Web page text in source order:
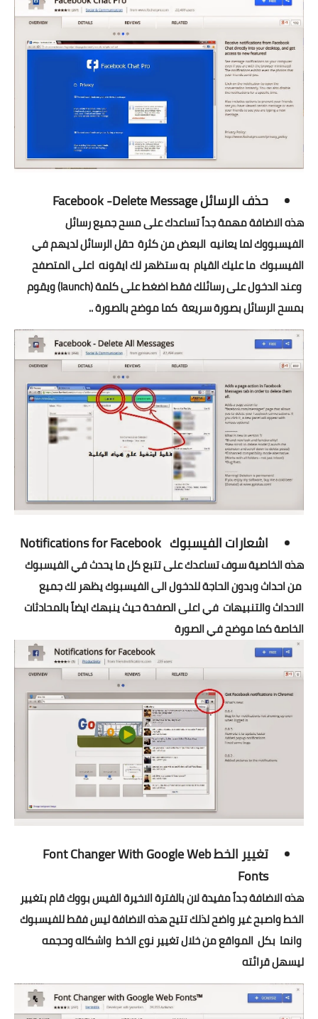
حذف الرسائلFacebook -Delete Message
هذه الاضافة مهمة جداً تساعدك على مسح جميع رسائل
الفيسبووك لما يعانيه البعض من كثرة حقل الرسائل لديهم في
الفيسبوك ما عليك القيام به ستظهر لك ايقونه اعلى المتصفح
وعند الدخول على رسائلك فقط اضغط على كلمة (launch) ويقوم
بمسحالرسائل بصورة سريعة كما موضح بالصورة ..
اشعارات الفيسبوك
هذه الخاصية سوف تساعدك على تتبع كل ما يحدث في الفيسبوك
من احداث وبدون الحاجة للدخول الى الفيسبوك يظهر لك جميع
الاحداث والتنبيهات في اعلى الصفحة حيث ينبهك ايضاً بالمحادثات
الخاصة كما موضح في الصورة
تغيير الخطFont Changer With Google Web
Fonts
هذه الاضافة جداً مفيدة لان بالفترة الاخيرة الفيس بووك قام بتغيير
الخط واصبح غير واضح لذلك تتيح هذه الاضافة ليس فقط للفيسبوك
وانما بكل المواقع من خلال تغيير نوع الخط واشكاله وحجمه
ليسهل قرائته